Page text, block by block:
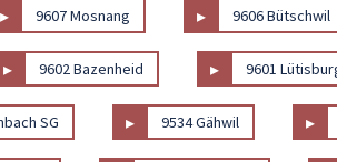
▸ 9607 Mosnang ▸ 9606 Bütschwil
▸ 9602 Bazenheid ▸ 9601
SG ▸ 9534 Gähwil ▸